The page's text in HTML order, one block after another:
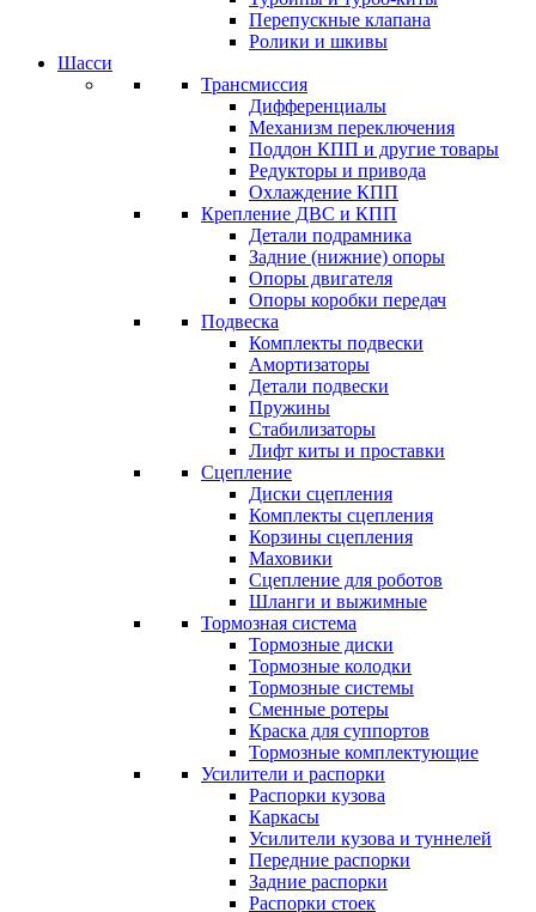
Перепускные клапана
Ролики и шкивы
Шасси
Трансмиссия
Дифференциалы
Механизм переключения
Поддон КПП и другие товары
Редукторы и привода
Охлаждение КПП
Крепление ДВС и КПП
Детали подрамника
Задние (нижние) опоры
Опоры двигателя
Опоры коробки передач
Подвеска
Комплекты подвески
Амортизаторы
Детали подвески
Пружины
Стабилизаторы
Лифт киты и проставки
Сцепление
Диски сцепления
Комплекты сцепления
Корзины сцепления
Маховики
Сцепление для роботов
Шланги и выжимные
Тормозная система
Тормозные диски
Тормозные колодки
Тормозные системы
Сменные ротеры
Краска для суппортов
Тормозные комплектующие
Усилители и распорки
Распорки кузова
Каркасы
Усилители кузова и туннелей
Передние распорки
Задние распорки
Распорки стоек